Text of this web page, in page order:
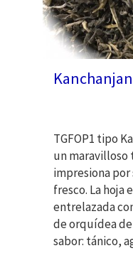
TGFOP1 tipo
un maravilloso
impresiona por
fresco. La hoja
entrelazada
de orquídea
sabor: tánico,